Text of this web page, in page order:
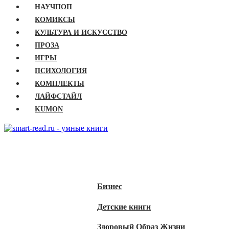
НАУЧПОП
КОМИКСЫ
КУЛЬТУРА И ИСКУССТВО
ПРОЗА
ИГРЫ
ПСИХОЛОГИЯ
КОМПЛЕКТЫ
ЛАЙФСТАЙЛ
KUMON
Бизнес
Детские книги
Здоровый Образ Жизни